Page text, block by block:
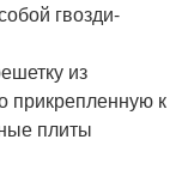
гвозди-
из
прикрепленную к
плиты